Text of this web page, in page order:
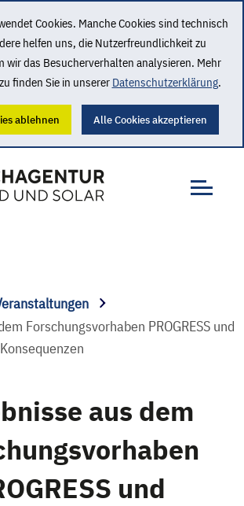
Cookies. Manche Cookies sind technisch
helfen uns, die Nutzerfreundlichkeit zu
wir das Besucherverhalten analysieren. Mehr
finden Sie in unserer Datenschutzerklärung.
ablehnen Alle Cookies akzeptieren
Forschungsvorhaben PROGRESS und
aus dem
und